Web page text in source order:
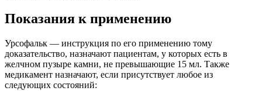
Показания к применению
Урсофальк — инструкция по его применению тому
доказательство, назначают пациентам, у которых есть в
желчном пузыре камни, не превышающие 15 мл. Также
медикамент назначают, если присутствует любое из
следующих состояний: